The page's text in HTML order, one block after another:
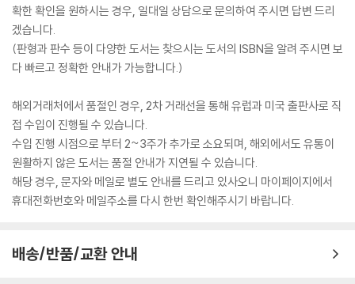
확한 확인을 원하시는 경우, 일대일 상담으로 문의하여 주시면 답변 드리
겠습니다.
(판형과 판수 등이 다양한 도서는 찾으시는 도서의 ISBN을 알려 주시면 보
다 빠르고 정확한 안내가 가능합니다.)
해외거래처에서 품절인 경우, 2차 거래선을 통해 유럽과 미국 출판사로 직
접 수입이 진행될 수 있습니다.
수입 진행 시점으로 부터 2~3주가 추가로 소요되며, 해외에서도 유통이
원활하지 않은 도서는 품절 안내가 지연될 수 있습니다.
해당 경우, 문자와 메일로 별도 안내를 드리고 있사오니 마이페이지에서
휴대전화번호와 메일주소를 다시 한번 확인해주시기 바랍니다.
배송/반품/교환 안내